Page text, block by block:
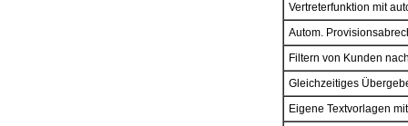
Vertreterfunktion mit
Autom.
Filtern von Kunden
Gleichzeitiges
Eigene Textvorlagen